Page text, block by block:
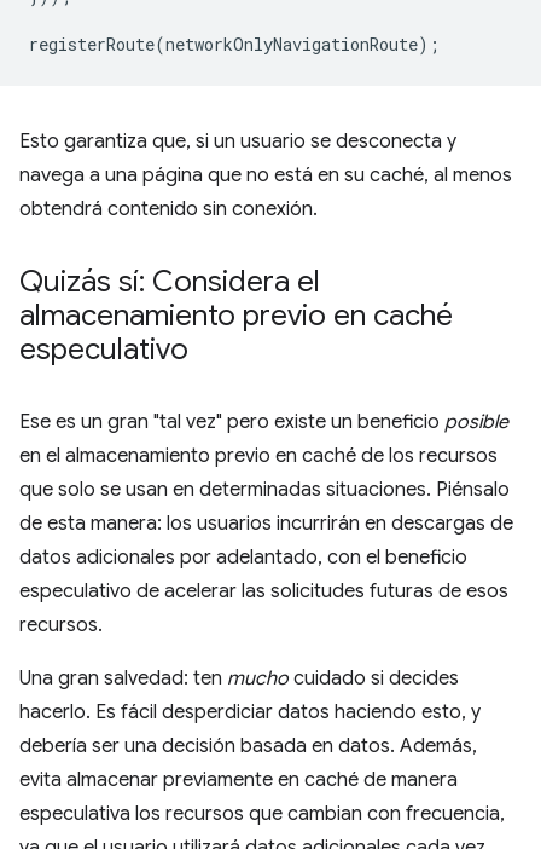
registerRoute(networkOnlyNavigationRoute);
Esto garantiza que, si un usuario se desconecta y
navega a una página que no está en su caché, al menos
obtendrá contenido sin conexión.
Quizás sí: Considera el
almacenamiento previo en caché
especulativo
Ese es un gran "tal vez" pero existe un beneficio posible
en el almacenamiento previo en caché de los recursos
que solo se usan en determinadas situaciones. Piénsalo
de esta manera: los usuarios incurrirán en descargas de
datos adicionales por adelantado, con el beneficio
especulativo de acelerar las solicitudes futuras de esos
recursos.
Una gran salvedad: ten mucho cuidado si decides
hacerlo. Es fácil desperdiciar datos haciendo esto, y
debería ser una decisión basada en datos. Además,
evita almacenar previamente en caché de manera
especulativa los recursos que cambian con frecuencia,